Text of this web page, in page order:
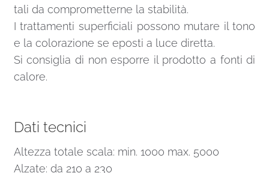
tali da comprometterne la stabilità.
I trattamenti superficiali possono mutare il tono
e la colorazione se eposti a luce diretta.
Si consiglia di non esporre il prodotto a fonti di
calore.
Dati tecnici
Altezza totale scala: min. 1000 max. 5000
Alzate: da 210 a 230